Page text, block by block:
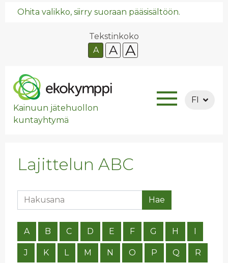
Ohita valikko, siirry suoraan pääsisältöön.
Tekstinkoko
A
A A
Kainuun jätehuollon
kuntayhtymä
FI
Lajittelun ABC
Hakusana Hae
A B C D E F G H I
J K L M N O P Q R